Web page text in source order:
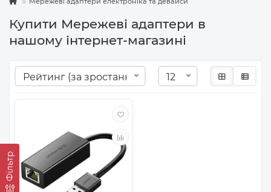
Купити Мережеві адаптери в
нашому інтернет-магазині
Фільтр